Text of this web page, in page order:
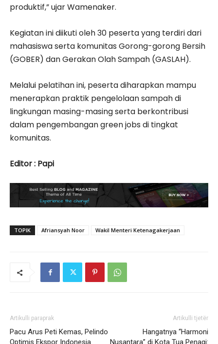
produktif,” ujar Wamenaker.
Kegiatan ini diikuti oleh 30 peserta yang terdiri dari
mahasiswa serta komunitas Gorong-gorong Bersih
(GOBER) dan Gerakan Olah Sampah (GASLAH).
Melalui pelatihan ini, peserta diharapkan mampu
menerapkan praktik pengelolaan sampah di
lingkungan masing-masing serta berkontribusi
dalam pengembangan green jobs di tingkat
komunitas.
Editor : Papi
TOPIK Afriansyah Noor Wakil Menteri Ketenagakerjaan
Artikulli paraprak
Pacu Arus Peti Kemas, Pelindo
Optimis Ekspor Indonesia
Artikulli tjetër
Hangatnya “Harmoni
Nusantara” di Kota Tua Penagi: